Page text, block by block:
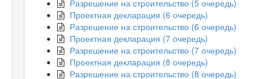
Разрешение на строительство (5 очередь)
Проектная декларация (6 очередь)
Разрешение на строительство (6 очередь)
Проектная декларация (7 очередь)
Разрешение на строительство (7 очередь)
Проектная декларация (8 очередь)
Разрешение на строительство (8 очередь)